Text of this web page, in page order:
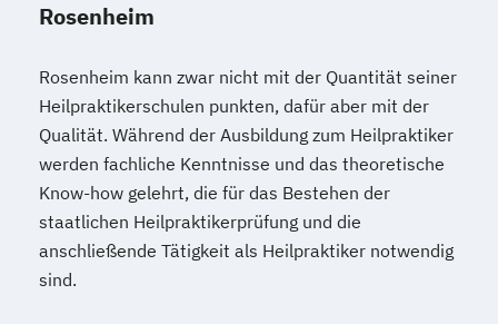
Rosenheim
Rosenheim kann zwar nicht mit der Quantität seiner
Heilpraktikerschulen punkten, dafür aber mit der
Qualität. Während der Ausbildung zum Heilpraktiker
werden fachliche Kenntnisse und das theoretische
Know-how gelehrt, die für das Bestehen der
staatlichen Heilpraktikerprüfung und die
anschließende Tätigkeit als Heilpraktiker notwendig
sind.